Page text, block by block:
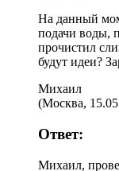
На данный
подачи воды,
прочистил
будут идеи?
Михаил
(Москва,
Ответ:
Михаил,